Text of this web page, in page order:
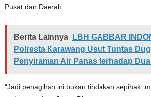
Pusat dan Daerah.
Berita Lainnya
LBH GABBAR
Polresta Karawang Usut Tuntas
Penyiraman Air Panas terhadap
“Jadi penagihan ini bukan tindakan sepihak,